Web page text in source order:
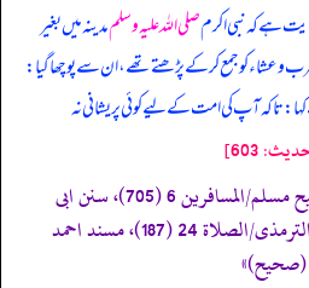
ہے کہنبی اکرمصلی اللہ علیہ وسلممدینہ میں بغیر
و عشاء کو جمع کر کے پڑھتے تھے، ان سے پوچھا گیا:
تاکہ آپ کی امت کے لیے کوئی پریشانی نہ
603]
«صحیح مسلم/المسافرین 6 (705)، سنن ابی
داود/الصلاة 274 (1211)، سنن الترمذی/الصلاة 24 (187)، مسند احمد